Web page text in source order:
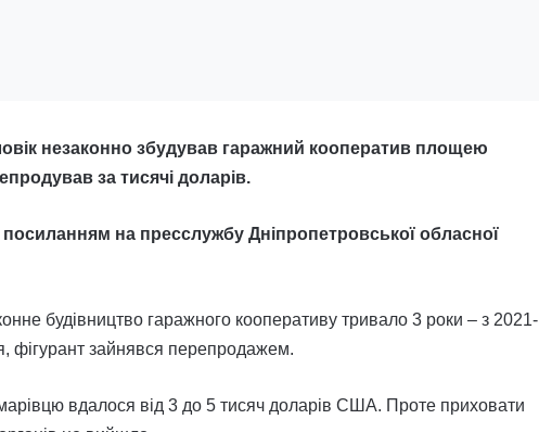
незаконно збудував гаражний кооператив площею
за тисячі доларів.
посиланням на пресслужбу Дніпропетровської обласної
будівництво гаражного кооперативу тривало 3 роки – з 2021-
фігурант зайнявся перепродажем.
вдалося від 3 до 5 тисяч доларів США. Проте приховати